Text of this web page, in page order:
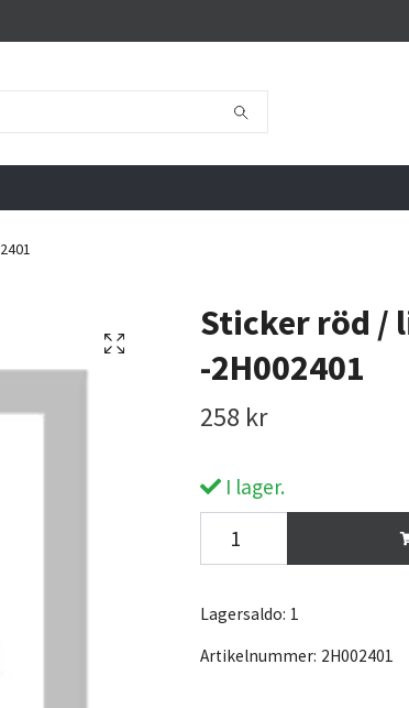
Sticker röd /
-2H002401
258 kr
I lager.
Lagersaldo: 1
Artikelnummer: 2H002401